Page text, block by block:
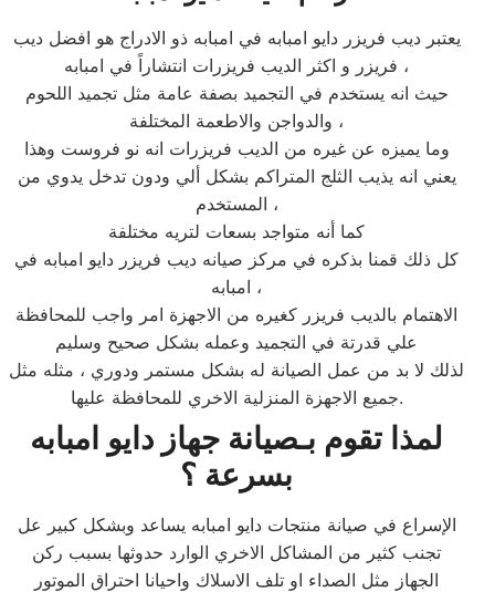
يعتبر ديب فريزر دايو امبابه في امبابه ذو الادراج هو افضل ديب
فريزر و اكثر الديب فريزرات انتشاراً في امبابه ،
حيث انه يستخدم في التجميد بصفة عامة مثل تجميد اللحوم
والدواجن والاطعمة المختلفة ،
وما يميزه عن غيره من الديب فريزرات انه نو فروست وهذا
يعني انه يذيب الثلج المتراكم بشكل ألي ودون تدخل يدوي من
المستخدم ،
كما أنه متواجد بسعات لتريه مختلفة
كل ذلك قمنا بذكره في مركز صيانه ديب فريزر دايو امبابه في
امبابه ،
الاهتمام بالديب فريزر كغيره من الاجهزة امر واجب للمحافظة
علي قدرتة في التجميد وعمله بشكل صحيح وسليم
لذلك لا بد من عمل الصيانة له بشكل مستمر ودوري ، مثله مثل
جميع الاجهزة المنزلية الاخري للمحافظة عليها.
لمذا تقوم بـصيانة جهاز دايو امبابه
بسرعة ؟
الإسراع في صيانة منتجات دايو امبابه يساعد وبشكل كبير عل
تجنب كثير من المشاكل الاخري الوارد حدوثها بسبب ركن
الجهاز مثل الصداء او تلف الاسلاك واحيانا احتراق الموتور